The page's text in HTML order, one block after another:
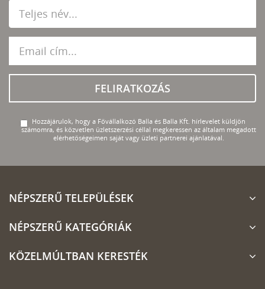
FELIRATKOZÁS
Hozzájárulok, hogy a Fővállalkozó Balla és Balla Kft. hírlevelet küldjön
számomra, és közvetlen üzletszerzési céllal megkeressen az általam megadott
elérhetőségeimen saját vagy üzleti partnerei ajánlatával.
NÉPSZERŰ TELEPÜLÉSEK
NÉPSZERŰ KATEGÓRIÁK
KÖZELMÚLTBAN KERESTÉK